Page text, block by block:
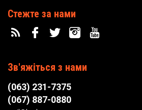
Стежте за нами
Зв'яжіться з нами
(063) 231-7375
(067) 887-0880